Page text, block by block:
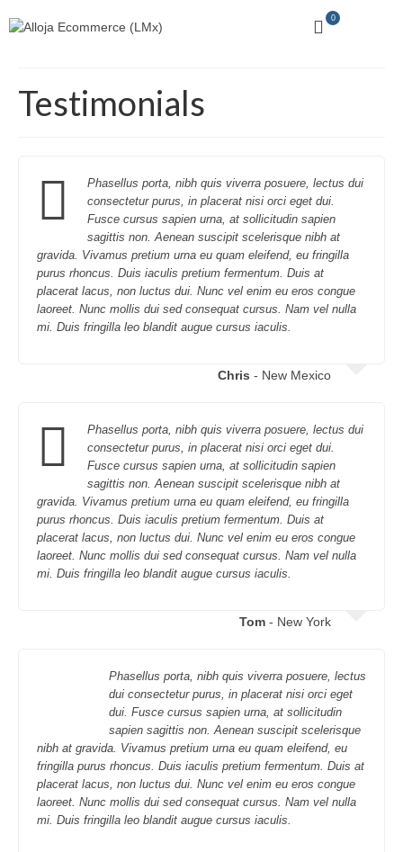
0
Testimonials
Phasellus porta, nibh quis viverra posuere, lectus dui
consectetur purus, in placerat nisi orci eget dui.
Fusce cursus sapien urna, at sollicitudin sapien
sagittis non. Aenean suscipit scelerisque nibh at
gravida. Vivamus pretium urna eu quam eleifend, eu fringilla
purus rhoncus. Duis iaculis pretium fermentum. Duis at
placerat lacus, non luctus dui. Nunc vel enim eu eros congue
laoreet. Nunc mollis dui sed consequat cursus. Nam vel nulla
mi. Duis fringilla leo blandit augue cursus iaculis.
Chris - New Mexico
Phasellus porta, nibh quis viverra posuere, lectus dui
consectetur purus, in placerat nisi orci eget dui.
Fusce cursus sapien urna, at sollicitudin sapien
sagittis non. Aenean suscipit scelerisque nibh at
gravida. Vivamus pretium urna eu quam eleifend, eu fringilla
purus rhoncus. Duis iaculis pretium fermentum. Duis at
placerat lacus, non luctus dui. Nunc vel enim eu eros congue
laoreet. Nunc mollis dui sed consequat cursus. Nam vel nulla
mi. Duis fringilla leo blandit augue cursus iaculis.
Tom - New York
Phasellus porta, nibh quis viverra posuere, lectus
dui consectetur purus, in placerat nisi orci eget
dui. Fusce cursus sapien urna, at sollicitudin
sapien sagittis non. Aenean suscipit scelerisque
nibh at gravida. Vivamus pretium urna eu quam eleifend, eu
fringilla purus rhoncus. Duis iaculis pretium fermentum. Duis at
placerat lacus, non luctus dui. Nunc vel enim eu eros congue
laoreet. Nunc mollis dui sed consequat cursus. Nam vel nulla
mi. Duis fringilla leo blandit augue cursus iaculis.